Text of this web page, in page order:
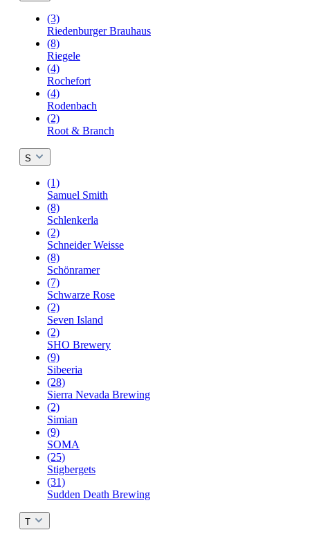
(3)
Riedenburger Brauhaus
(8)
Riegele
(4)
Rochefort
(4)
Rodenbach
(2)
Root & Branch
S
(1)
Samuel Smith
(8)
Schlenkerla
(2)
Schneider Weisse
(8)
Schönramer
(7)
Schwarze Rose
(2)
Seven Island
(2)
SHO Brewery
(9)
Sibeeria
(28)
Sierra Nevada Brewing
(2)
Simian
(9)
SOMA
(25)
Stigbergets
(31)
Sudden Death Brewing
T